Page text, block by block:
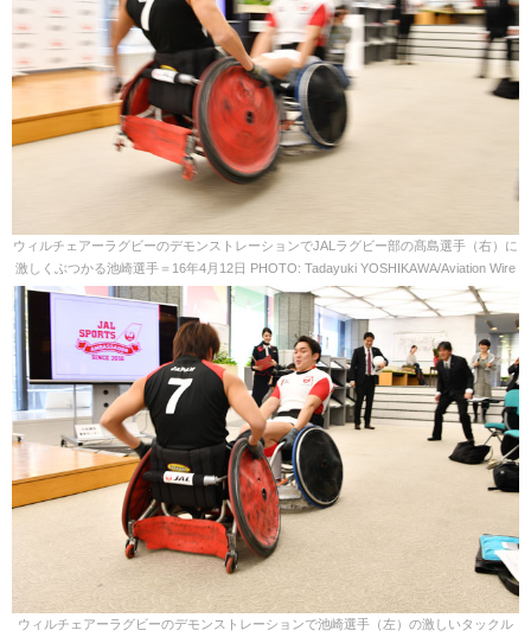
ウィルチェアーラグビーのデモンストレーションでJALラグビー部の髙島選手（右）に
激しくぶつかる池崎選手＝16年4月12日 PHOTO: Tadayuki YOSHIKAWA/Aviation Wire
ウィルチェアーラグビーのデモンストレーションで池崎選手（左）の激しいタックル